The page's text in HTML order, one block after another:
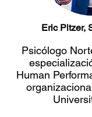
Eric Pitzer,
Psicólogo
Human